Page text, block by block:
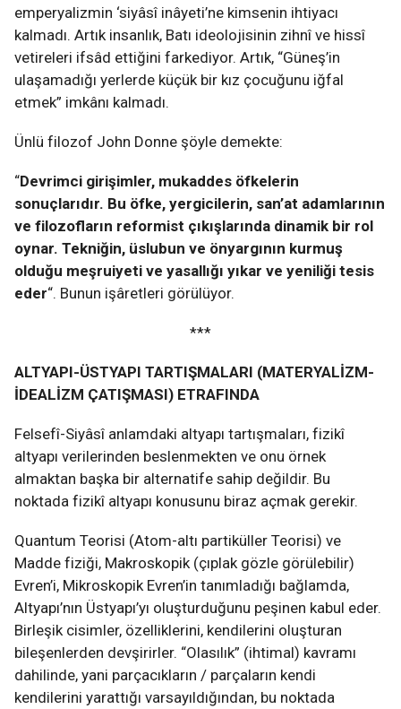
emperyalizmin ‘siyâsî inâyeti’ne kimsenin ihtiyacı
kalmadı. Artık insanlık, Batı ideolojisinin zihnî ve hissî
vetireleri ifsâd ettiğini farkediyor. Artık, “Güneş’in
ulaşamadığı yerlerde küçük bir kız çocuğunu iğfal
etmek” imkânı kalmadı.
Ünlü filozof John Donne şöyle demekte:
“Devrimci girişimler, mukaddes öfkelerin
sonuçlarıdır. Bu öfke, yergicilerin, san’at adamlarının
ve filozofların reformist çıkışlarında dinamik bir rol
oynar. Tekniğin, üslubun ve önyargının kurmuş
olduğu meşruiyeti ve yasallığı yıkar ve yeniliği tesis
eder“. Bunun işâretleri görülüyor.
***
ALTYAPI-ÜSTYAPI TARTIŞMALARI (MATERYALİZM-
İDEALİZM ÇATIŞMASI) ETRAFINDA
Felsefî-Siyâsî anlamdaki altyapı tartışmaları, fizikî
altyapı verilerinden beslenmekten ve onu örnek
almaktan başka bir alternatife sahip değildir. Bu
noktada fizikî altyapı konusunu biraz açmak gerekir.
Quantum Teorisi (Atom-altı partiküller Teorisi) ve
Madde fiziği, Makroskopik (çıplak gözle görülebilir)
Evren’i, Mikroskopik Evren’in tanımladığı bağlamda,
Altyapı’nın Üstyapı’yı oluşturduğunu peşinen kabul eder.
Birleşik cisimler, özelliklerini, kendilerini oluşturan
bileşenlerden devşirirler. “Olasılık” (ihtimal) kavramı
dahilinde, yani parçacıkların / parçaların kendi
kendilerini yarattığı varsayıldığından, bu noktada